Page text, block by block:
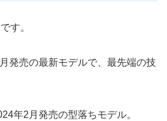
す。
発売の最新モデルで、最先端の技
年2月発売の型落ちモデル。